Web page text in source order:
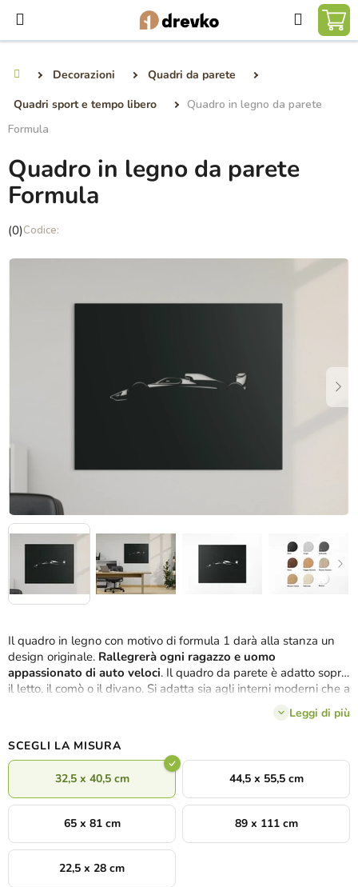
contenuto
Ricerca
Decorazioni
Quadri da parete
Quadri sport e tempo libero
Quadro in legno da parete
Formula
Il quadro in legno con motivo di formula 1 darà alla stanza un
design originale. Rallegrerà ogni ragazzo e uomo
appassionato di auto veloci. Il quadro da parete è adatto sopra
il letto, il comò o il divano. Si adatta sia agli interni moderni che a
Leggi di più
SCEGLI LA MISURA
32,5 x 40,5 cm 44,5 x 55,5 cm
65 x 81 cm 89 x 111 cm
22,5 x 28 cm
Quadro in legno da parete
Formula
La
media
(0)